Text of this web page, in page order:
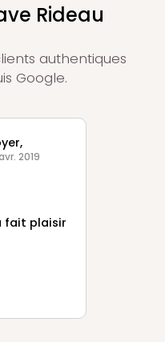
Rideau
authentiques
Google.
2019
fait plaisir